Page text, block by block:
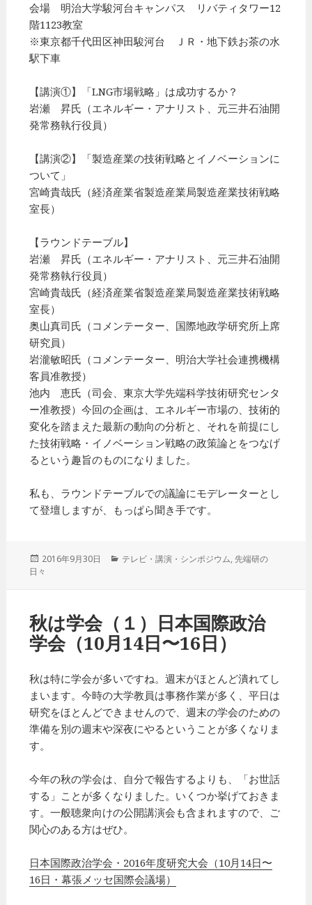
会場 明治大学駿河台キャンパス リバティタワー12
階1123教室
※東京都千代田区神田駿河台 ＪＲ・地下鉄お茶の水
駅下車
【講演①】「LNG市場戦略」は成功するか？
岩瀬 昇氏（エネルギー・アナリスト、元三井石油開
発常務執行役員）
【講演②】「製造産業の技術戦略とイノベーションに
ついて」
宮崎貴哉氏（経済産業省製造産業局製造産業技術戦略
室長）
【ラウンドテーブル】
岩瀬 昇氏（エネルギー・アナリスト、元三井石油開
発常務執行役員）
宮崎貴哉氏（経済産業省製造産業局製造産業技術戦略
室長）
奥山真司氏（コメンテーター、国際地政学研究所上席
研究員）
岩瀧敏昭氏（コメンテーター、明治大学社会連携機構
客員准教授）
池内 恵氏（司会、東京大学先端科学技術研究センタ
ー准教授）今回の企画は、エネルギー市場の、技術的
変化を踏まえた最新の動向の分析と、それを前提にし
た技術戦略・イノベーション戦略の政策論とをつなげ
るという趣旨のものになりました。
私も、ラウンドテーブルでの議論にモデレーターとし
て登壇しますが、もっぱら聞き手です。
投
稿
2016年9月30日
カ
テレビ・講演・シンポジウム, 先端研の
日々
秋は学会（１）日本国際政治
学会（10月14日〜16日）
秋は特に学会が多いですね。週末がほとんど潰れてし
まいます。今時の大学教員は事務作業が多く、平日は
研究をほとんどできませんので、週末の学会のための
準備を別の週末や深夜にやるということが多くなりま
す。
今年の秋の学会は、自分で報告するよりも、「お世話
する」ことが多くなりました。いくつか挙げておきま
す。一般聴衆向けの公開講演会も含まれますので、ご
関心のある方はぜひ。
日本国際政治学会・2016年度研究大会（10月14日〜
16日・幕張メッセ国際会議場）